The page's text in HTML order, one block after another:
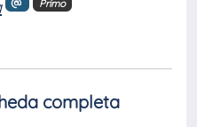
Primo
completa